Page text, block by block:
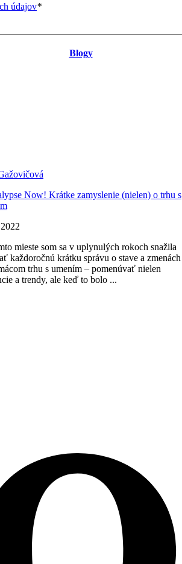
údajov*
Blogy
Now! Krátke zamyslenie (nielen) o trhu s
mieste som sa v uplynulých rokoch snažila
každoročnú krátku správu o stave a zmenách
trhu s umením – pomenúvať nielen
a trendy, ale keď to bolo ...